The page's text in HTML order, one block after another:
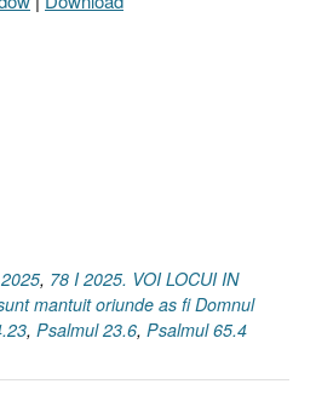
I
, 78 I 2025. VOI LOCUI IN
mantuit oriunde as fi Domnul
, Psalmul 23.6, Psalmul 65.4